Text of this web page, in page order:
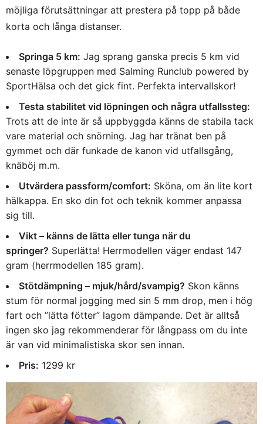
möjliga förutsättningar att prestera på topp på både
korta och långa distanser.
Springa 5 km: Jag sprang ganska precis 5 km vid
senaste löpgruppen med Salming Runclub powered by
SportHälsa och det gick fint. Perfekta intervallskor!
Testa stabilitet vid löpningen och några utfallssteg:
Trots att de inte är så uppbyggda känns de stabila tack
vare material och snörning. Jag har tränat ben på
gymmet och där funkade de kanon vid utfallsgång,
knäböj m.m.
Utvärdera passform/comfort: Sköna, om än lite kort
hälkappa. En sko din fot och teknik kommer anpassa
sig till.
Vikt – känns de lätta eller tunga när du
springer? Superlätta! Herrmodellen väger endast 147
gram (herrmodellen 185 gram).
Stötdämpning – mjuk/hård/svampig? Skon känns
stum för normal jogging med sin 5 mm drop, men i hög
fart och ”lätta fötter” lagom dämpande. Det är alltså
ingen sko jag rekommenderar för långpass om du inte
är van vid minimalistiska skor sen innan.
Pris: 1299 kr